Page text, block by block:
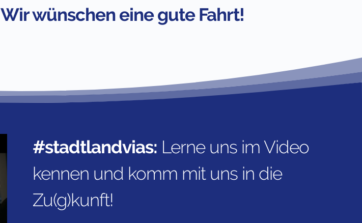
Wir wünschen eine gute Fahrt!
#stadtlandvias: Lerne uns im Video
kennen und komm mit uns in die
Zu(g)kunft!